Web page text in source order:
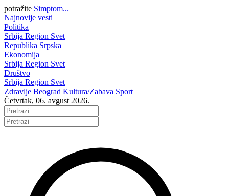
potražite Simptom...
Najnovije vesti
Politika
Srbija Region Svet
Republika Srpska
Ekonomija
Srbija Region Svet
Društvo
Srbija Region Svet
Zdravlje Beograd Kultura/Zabava Sport
Četvrtak, 06. avgust 2026.